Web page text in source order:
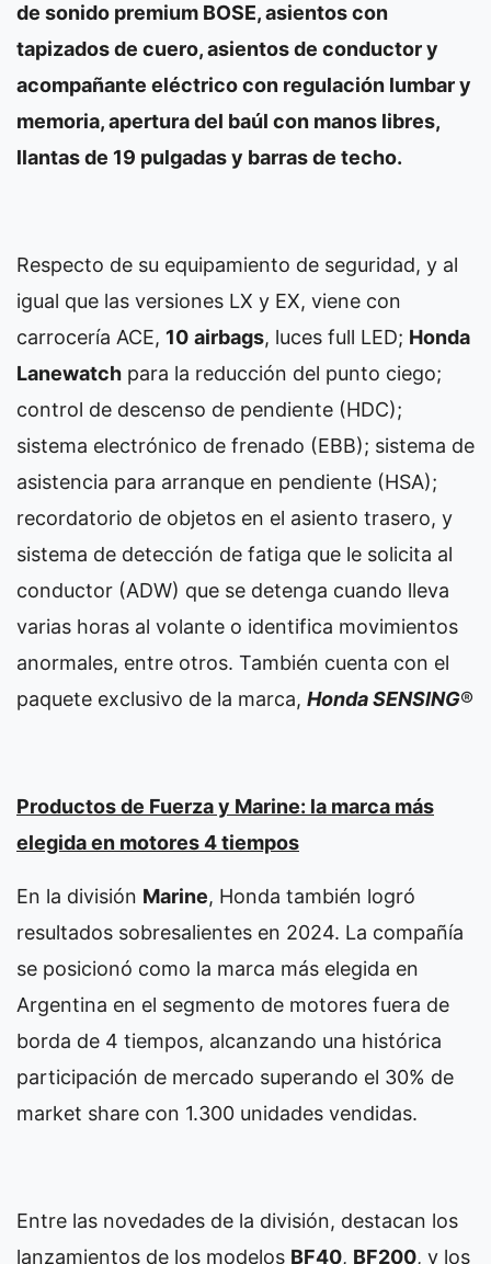
de sonido premium BOSE, asientos con
tapizados de cuero, asientos de conductor y
acompañante eléctrico con regulación lumbar y
memoria, apertura del baúl con manos libres,
llantas de 19 pulgadas y barras de techo.
Respecto de su equipamiento de seguridad, y al
igual que las versiones LX y EX, viene con
carrocería ACE, 10 airbags, luces full LED; Honda
Lanewatch para la reducción del punto ciego;
control de descenso de pendiente (HDC);
sistema electrónico de frenado (EBB); sistema de
asistencia para arranque en pendiente (HSA);
recordatorio de objetos en el asiento trasero, y
sistema de detección de fatiga que le solicita al
conductor (ADW) que se detenga cuando lleva
varias horas al volante o identifica movimientos
anormales, entre otros. También cuenta con el
paquete exclusivo de la marca, Honda SENSING®
Productos de Fuerza y Marine: la marca más
elegida en motores 4 tiempos
En la división Marine, Honda también logró
resultados sobresalientes en 2024. La compañía
se posicionó como la marca más elegida en
Argentina en el segmento de motores fuera de
borda de 4 tiempos, alcanzando una histórica
participación de mercado superando el 30% de
market share con 1.300 unidades vendidas.
Entre las novedades de la división, destacan los
lanzamientos de los modelos BF40, BF200, y los